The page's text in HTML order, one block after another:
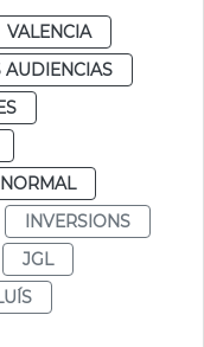
VALENCIA
AUDIENCIAS
NORMAL
INVERSIONS
JGL